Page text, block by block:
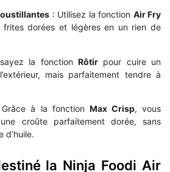
: Utilisez la fonction Air Fry
frites dorées et légères en un rien de
la fonctionRôtir pour cuire un
mais parfaitement tendre à
à la fonction Max Crisp, vous
croûte parfaitement dorée, sans
d’huile.
la Ninja Foodi Air